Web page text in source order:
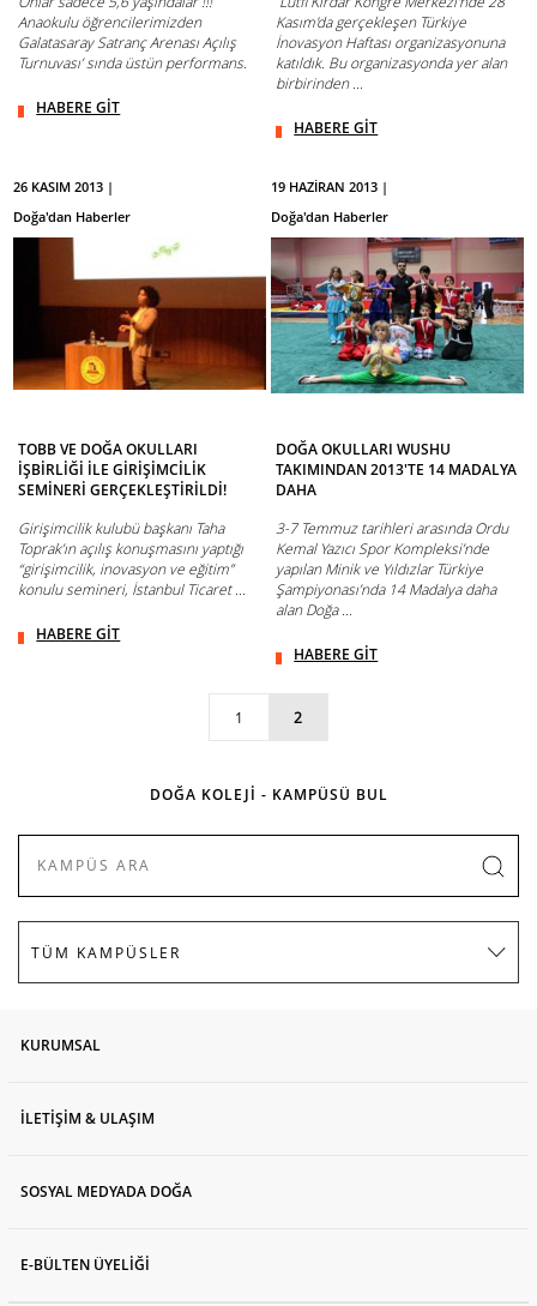
Anaokulu öğrencilerimizden
Galatasaray Satranç Arenası Açılış
Turnuvası’ sında üstün performans.
HABERE GİT
Kasım'da gerçekleşen Türkiye
İnovasyon Haftası organizasyonuna
katıldık. Bu organizasyonda yer alan
birbirinden ...
HABERE GİT
26 KASIM 2013 |
Doğa'dan Haberler
TOBB VE DOĞA OKULLARI
İŞBİRLİĞİ İLE GİRİŞİMCİLİK
SEMİNERİ GERÇEKLEŞTİRİLDİ!
Girişimcilik kulubü başkanı Taha
Toprak’ın açılış konuşmasını yaptığı
“girişimcilik, inovasyon ve eğitim”
konulu semineri, İstanbul Ticaret ...
HABERE GİT
19 HAZİRAN 2013 |
Doğa'dan Haberler
DOĞA OKULLARI WUSHU
TAKIMINDAN 2013'TE 14 MADALYA
DAHA
3-7 Temmuz tarihleri arasında Ordu
Kemal Yazıcı Spor Kompleksi’nde
yapılan Minik ve Yıldızlar Türkiye
Şampiyonası’nda 14 Madalya daha
alan Doğa ...
HABERE GİT
1 2
DOĞA KOLEJİ - KAMPÜSÜ BUL
KURUMSAL
İLETİŞİM & ULAŞIM
SOSYAL MEDYADA DOĞA
E-BÜLTEN ÜYELİĞİ